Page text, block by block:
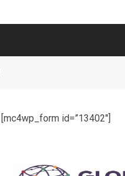
[mc4wp_form id=”13402″]